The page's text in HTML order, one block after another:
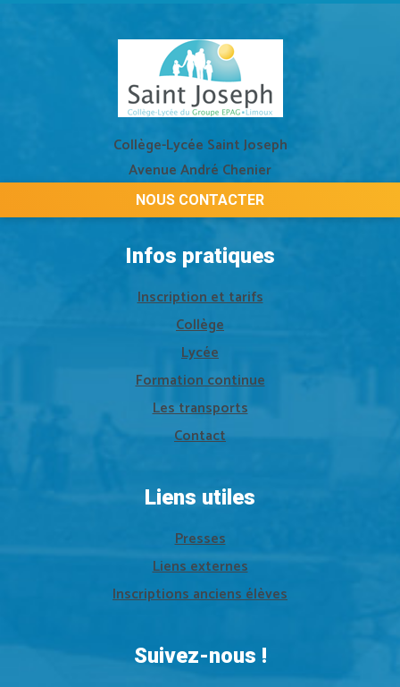
Collège-Lycée Saint Joseph
Avenue André Chenier
11303 LIMOUX
NOUS CONTACTER
Infos pratiques
Inscription et tarifs
Collège
Lycée
Formation continue
Les transports
Contact
Liens utiles
Presses
Liens externes
Inscriptions anciens élèves
Suivez-nous !